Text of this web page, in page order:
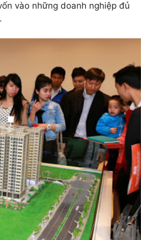
vào những doanh nghiệp đủ